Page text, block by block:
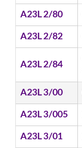
A23L 2/80
A23L 2/82
A23L 2/84
A23L 3/00
A23L 3/005
A23L 3/01